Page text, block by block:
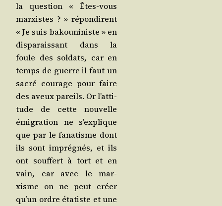
la ques­tion « Êtes-vous
mar­xistes ? » répon­dirent
« Je suis bakou­ni­niste » en
dis­pa­rais­sant dans la
foule des sol­dats, car en
temps de guerre il faut un
sacré cou­rage pour faire
des aveux pareils. Or l’at­ti­
tude de cette nou­velle
émi­gra­tion ne s’ex­plique
que par le fana­tisme dont
ils sont impré­gnés, et ils
ont souf­fert à tort et en
vain, car avec le mar­
xisme on ne peut créer
qu’un ordre éta­tiste et une